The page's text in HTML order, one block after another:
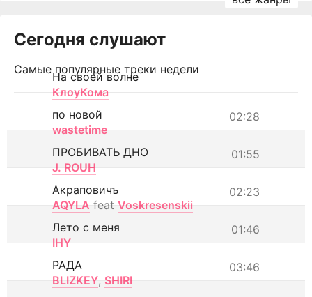
Сегодня слушают
Самые популярные треки недели
На своей волне
КлоуКома
02:28
по новой
wastetime
01:55
ПРОБИВАТЬ ДНО
J. ROUH
02:23
Акраповичъ
AQYLA feat Voskresenskii
01:46
Лето с меня
IHY
03:46
РАДА
BLIZKEY, SHIRI